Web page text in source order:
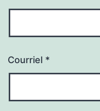
Courriel *